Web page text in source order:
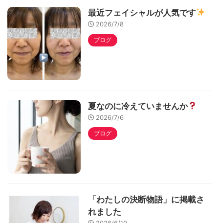
最近フェイシャルが人気です
2026/7/8
ブログ
夏なのに冷えていませんか
2026/7/6
ブログ
「わたしの決断物語」に掲載さ
れました